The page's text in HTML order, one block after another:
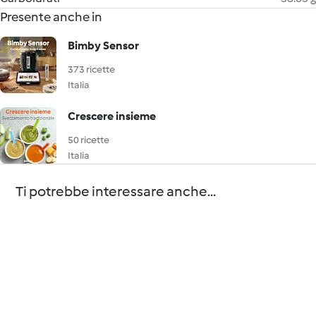
Presente anche in
Bimby Sensor
373 ricette
Italia
Crescere insieme
50 ricette
Italia
Ti potrebbe interessare anche...